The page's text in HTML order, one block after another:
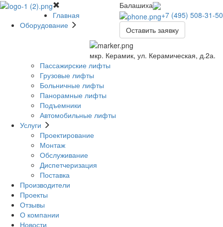
Балашиха
+7 (495) 508-31-50
Оставить заявку
мкр. Керамик, ул. Керамическая, д.2а.
Главная
Оборудование
Пассажирские лифты
Грузовые лифты
Больничные лифты
Панорамные лифты
Подъемники
Автомобильные лифты
Услуги
Проектирование
Монтаж
Обслуживание
Диспетчеризация
Поставка
Производители
Проекты
Отзывы
О компании
Новости